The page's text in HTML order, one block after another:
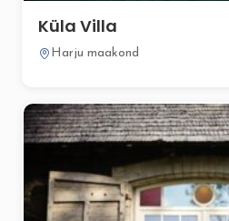
Küla Villa
Harju maakond